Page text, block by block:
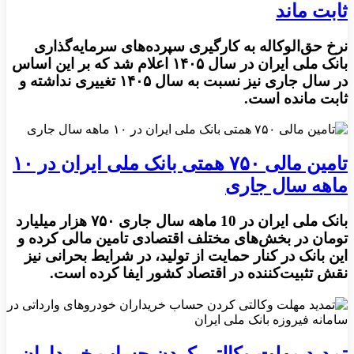
ثابت ماند
نرخ حق‌الوکاله به کارگیری سپرده‌های سرمایه‌گذاری
بانک ملی ایران در سال ۱۴۰۵ اعلام شد که بر این اساس
در سال جاری نیز نسبت به سال ۱۴۰۵ تغییری نداشته و
ثابت مانده است.
تامین مالی ۷۵۰ همتی بانک ملی ایران در ۱۰
ماهه سال جاری
بانک ملی ایران در 10 ماهه سال جاری ۷۵۰ هزار میلیارد
تومان در بخش‌های مختلف اقتصادی تامین مالی کرده و
این بانک در کنار حمایت از تولید، در شرایط بحرانی نیز
نقش تثبیت‌کننده در اقتصاد کشور ایفا کرده است.